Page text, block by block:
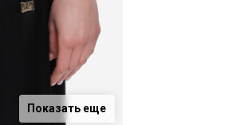
Показать еще